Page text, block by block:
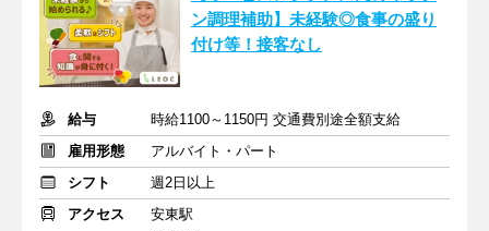
ン調理補助】未経験◎食事の盛り
付け等！接客なし
給与
時給1100～1150円 交通費別途全額支給
雇用形態
アルバイト・パート
シフト
週2日以上
アクセス
安東駅